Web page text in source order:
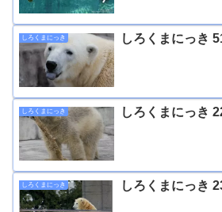
しろくまにっき しろくまにっき
しろくまにっき しろくまにっき
しろくまにっき しろくまにっき